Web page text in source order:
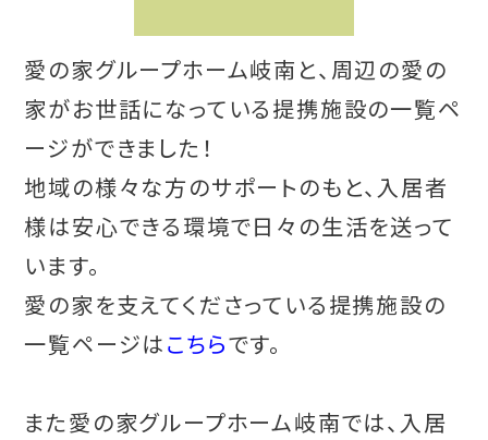
愛の家グループホーム岐南と、周辺の愛の
家がお世話になっている提携施設の一覧ペ
ージができました！
地域の様々な方のサポートのもと、入居者
様は安心できる環境で日々の生活を送って
います。
愛の家を支えてくださっている提携施設の
一覧ページはこちらです。
また愛の家グループホーム岐南では、入居